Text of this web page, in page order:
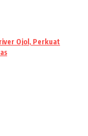
Ojol, Perkuat